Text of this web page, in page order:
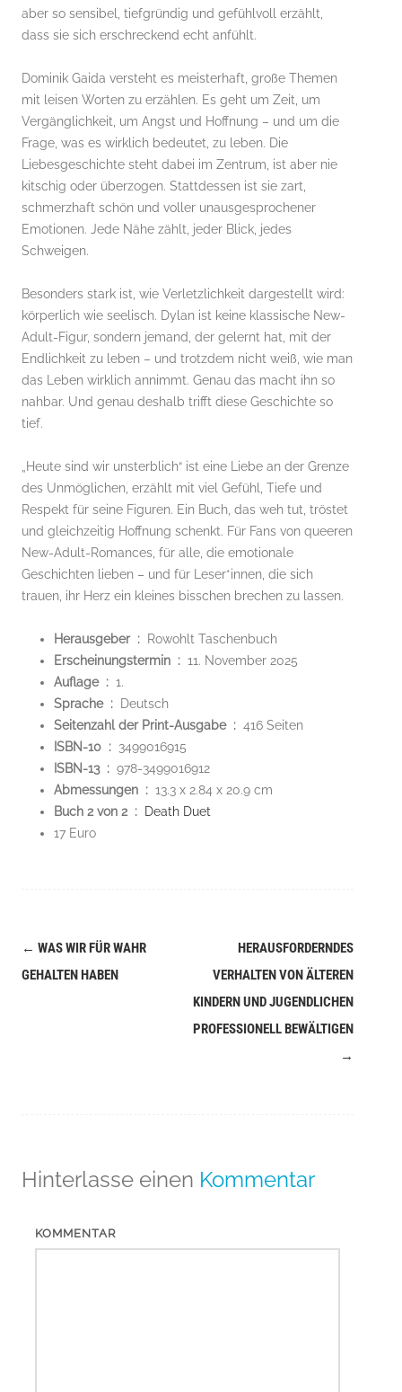
aber so sensibel, tiefgründig und gefühlvoll erzählt,
dass sie sich erschreckend echt anfühlt.
Dominik Gaida versteht es meisterhaft, große Themen
mit leisen Worten zu erzählen. Es geht um Zeit, um
Vergänglichkeit, um Angst und Hoffnung – und um die
Frage, was es wirklich bedeutet, zu leben. Die
Liebesgeschichte steht dabei im Zentrum, ist aber nie
kitschig oder überzogen. Stattdessen ist sie zart,
schmerzhaft schön und voller unausgesprochener
Emotionen. Jede Nähe zählt, jeder Blick, jedes
Schweigen.
Besonders stark ist, wie Verletzlichkeit dargestellt wird:
körperlich wie seelisch. Dylan ist keine klassische New-
Adult-Figur, sondern jemand, der gelernt hat, mit der
Endlichkeit zu leben – und trotzdem nicht weiß, wie man
das Leben wirklich annimmt. Genau das macht ihn so
nahbar. Und genau deshalb trifft diese Geschichte so
tief.
„Heute sind wir unsterblich“ ist eine Liebe an der Grenze
des Unmöglichen, erzählt mit viel Gefühl, Tiefe und
Respekt für seine Figuren. Ein Buch, das weh tut, tröstet
und gleichzeitig Hoffnung schenkt. Für Fans von queeren
New-Adult-Romances, für alle, die emotionale
Geschichten lieben – und für Leser*innen, die sich
trauen, ihr Herz ein kleines bisschen brechen zu lassen.
Herausgeber ‏ : ‎
Rowohlt Taschenbuch
Erscheinungstermin ‏ : ‎ 11. November 2025
Auflage ‏ : ‎ 1.
Sprache ‏ : ‎
Deutsch
Seitenzahl der Print-Ausgabe ‏ : ‎ 416 Seiten
ISBN-10 ‏ : ‎ 3499016915
ISBN-13 ‏ : ‎ 978-3499016912
Abmessungen ‏ : ‎ 13.3 x 2.84 x 20.9 cm
Buch 2 von 2 ‏ : ‎
Death Duet
17 Euro
Navigation
← WAS WIR FÜR WAHR
GEHALTEN HABEN
HERAUSFORDERNDES
VERHALTEN VON ÄLTEREN
KINDERN UND JUGENDLICHEN
PROFESSIONELL BEWÄLTIGEN
→
Hinterlasse einen Kommentar
KOMMENTAR